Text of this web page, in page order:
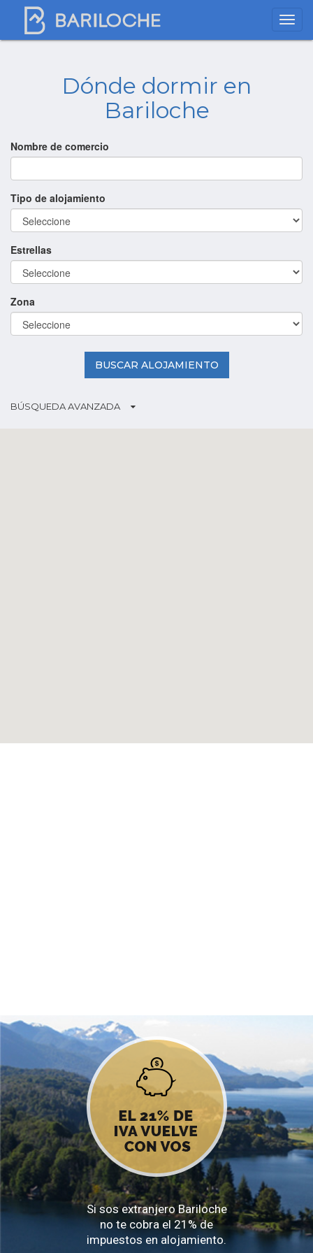
Dónde dormir en
Bariloche
Nombre de comercio
Tipo de alojamiento
Estrellas
Zona
BUSCAR ALOJAMIENTO
BÚSQUEDA AVANZADA
Si sos extranjero Bariloche
no te cobra el 21% de
impuestos en alojamiento.